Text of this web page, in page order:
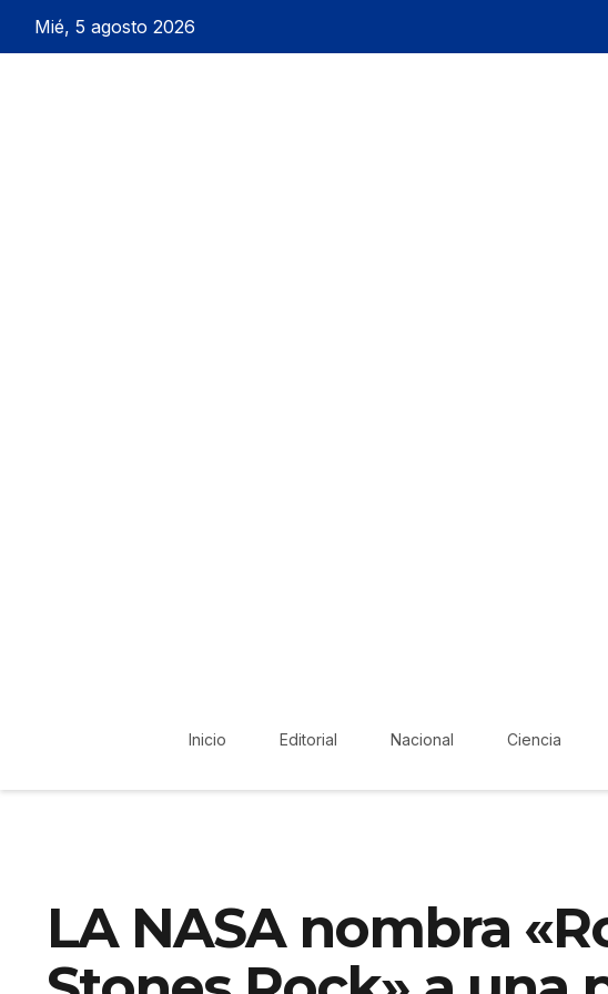
Mié, 5 agosto 2026
Inicio Editorial Nacional Ciencia
LA NASA nombra